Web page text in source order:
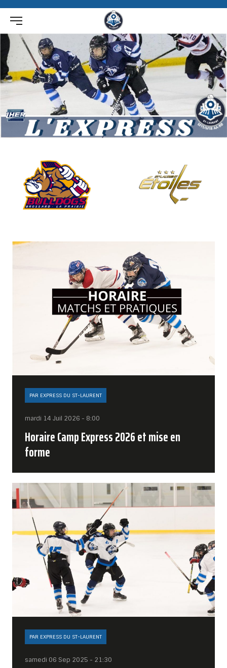
PAR EXPRESS DU ST-LAURENT
mardi 14 Juil 2026 - 8:00
Horaire Camp Express 2026 et mise en
forme
PAR EXPRESS DU ST-LAURENT
samedi 06 Sep 2025 - 21:30